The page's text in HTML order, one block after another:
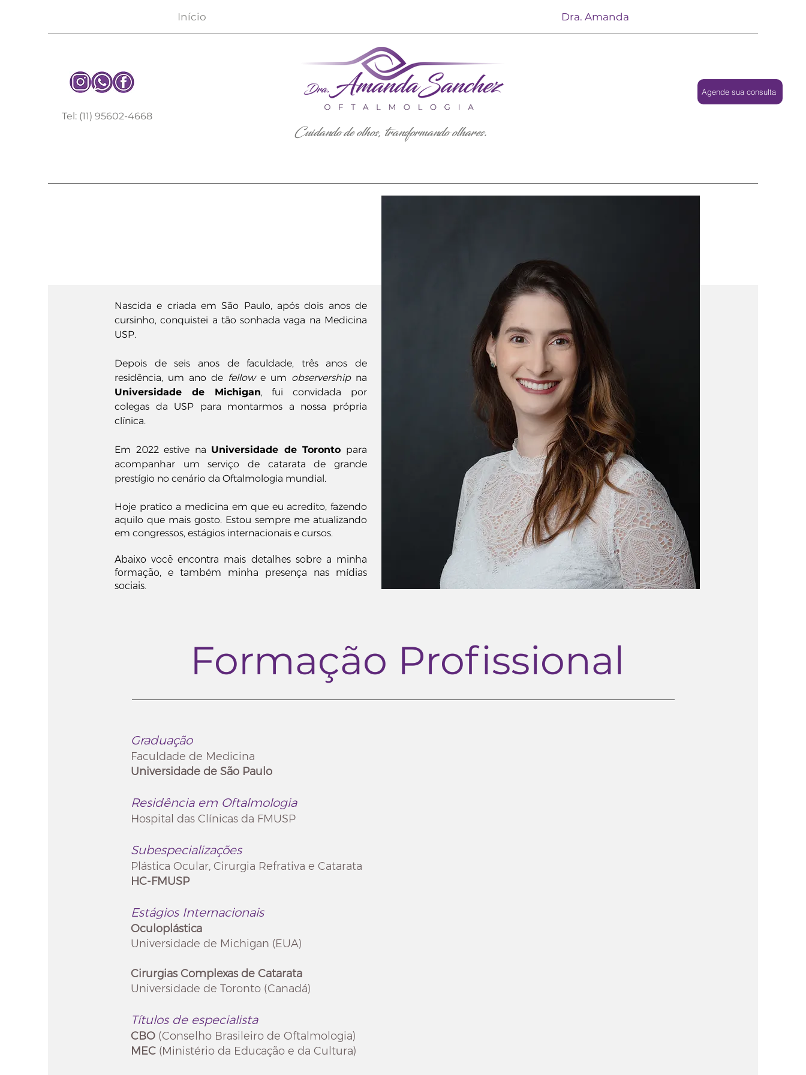
Agende sua consulta
Início Dra. Amanda
Tel: (11) 95602-4668
Cuidando de olhos, transformando olhares.
Nascida e criada em São Paulo, após dois anos de
cursinho, conquistei a tão sonhada vaga na Medicina
USP.
Depois de seis anos de faculdade, três anos de
residência, um ano de fellowe um observershipna
Universidade de Michigan, fuiconvidada por
colegas da USP para montarmos a nossa própria
clínica.
Em 2022 estive na Universidade de Toronto para
acompanhar um serviço de catarata de grande
prestígio no cenário da Oftalmologia mundial.
Hoje pratico a medicina em que eu acredito, fazendo
aquilo que mais gosto. Estou sempre me atualizando
em congressos, estágios internacionais e cursos.
Abaixo você encontra mais detalhes sobre a minha
formação, e também minha presença nas mídias
sociais.
Formação Profissional
Graduação
Faculdade de Medicina
Universidade de São Paulo
Residência em Oftalmologia
Hospital das Clínicas da FMUSP
Subespecializações
Plástica Ocular, Cirurgia Refrativa e Catarata
HC-FMUSP
Estágios Internacionais
Oculoplástica
Universidade de Michigan (EUA)
Cirurgias Complexas de Catarata
Universidade de Toronto (Canadá)
Títulos de especialista
CBO (Conselho Brasileiro de Oftalmologia)
MEC (Ministério da Educação e da Cultura)